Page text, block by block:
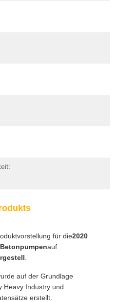
für die2020
auf
auf der Grundlage
Heavy Industry und
erstellt.